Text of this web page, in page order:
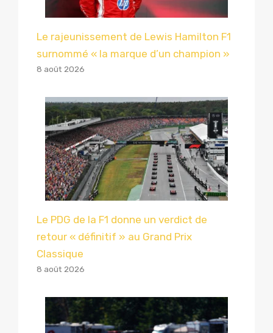
Le rajeunissement de Lewis Hamilton F1
surnommé « la marque d’un champion »
8 août 2026
Le PDG de la F1 donne un verdict de
retour « définitif » au Grand Prix
Classique
8 août 2026